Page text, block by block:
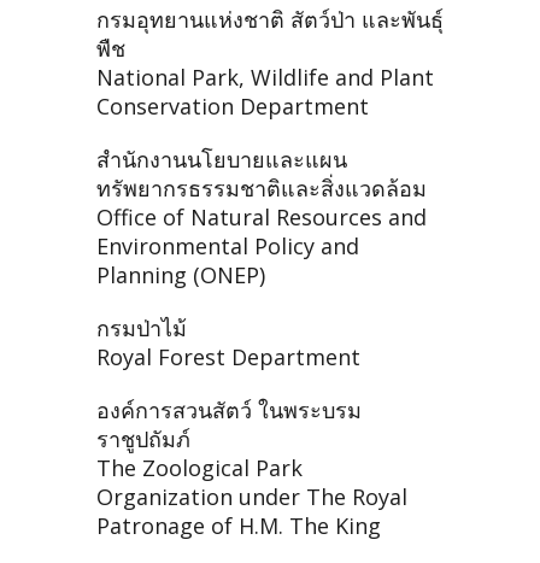
กรมอุทยานแห่งชาติ สัตว์ป่า และพันธุ์
พืช
National Park, Wildlife and Plant
Conservation Department
สำนักงานนโยบายและแผน
ทรัพยากรธรรมชาติและสิ่งแวดล้อม
Office of Natural Resources and
Environmental Policy and
Planning (ONEP)
กรมป่าไม้
Royal Forest Department
องค์การสวนสัตว์ ในพระบรม
ราชูปถัมภ์
The Zoological Park
Organization under The Royal
Patronage of H.M. The King